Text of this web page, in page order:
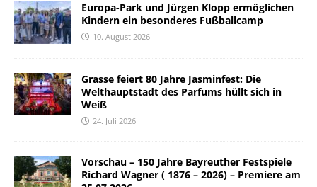
Europa-Park und Jürgen Klopp ermöglichen
Kindern ein besonderes Fußballcamp
10. August 2026
Grasse feiert 80 Jahre Jasminfest: Die
Welthauptstadt des Parfums hüllt sich in
Weiß
24. Juli 2026
Vorschau – 150 Jahre Bayreuther Festspiele
Richard Wagner ( 1876 – 2026) – Premiere am